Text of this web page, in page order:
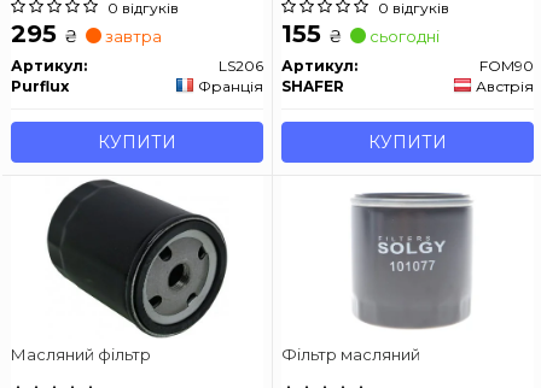
0 відгуків
295 ₴ завтра
Артикул:
LS206
Purflux
Франція
КУПИТИ
0 відгуків
155 ₴ сьогодні
Артикул:
FOM90
SHAFER
Австрія
КУПИТИ
Масляний фільтр Фільтр масляний